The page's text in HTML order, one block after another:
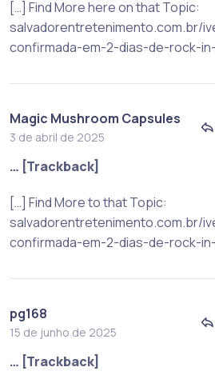
[…] Find More here on that Topic:
salvadorentretenimento.com.br/
confirmada-em-2-dias-de-rock-
Magic Mushroom Capsules
3 de abril de 2025
… [Trackback]
[…] Find More to that Topic:
salvadorentretenimento.com.br/
confirmada-em-2-dias-de-rock-
pg168
15 de junho de 2025
… [Trackback]